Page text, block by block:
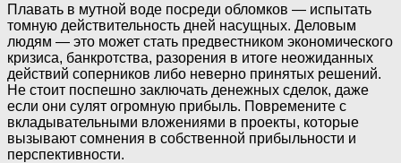
Плавать в мутной воде посреди обломков — испытать
томную действительность дней насущных. Деловым
людям — это может стать предвестником экономического
кризиса, банкротства, разорения в итоге неожиданных
действий соперников либо неверно принятых решений.
Не стоит поспешно заключать денежных сделок, даже
если они сулят огромную прибыль. Повремените с
вкладывательными вложениями в проекты, которые
вызывают сомнения в собственной прибыльности и
перспективности.